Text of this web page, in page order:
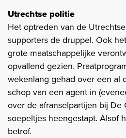
Utrechtse politie
Het optreden van de
supporters de druppel. Ook
grote maatschappelijke
opvallend gezien.
wekenlang gehad over een al
schop van een agent in
over de afranselpartijen bij De
soepeltjes heengestapt. Alsof
betrof.